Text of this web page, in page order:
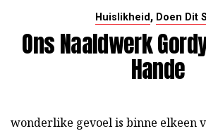
Huislikheid, Doen Dit
Ons Naaldwerk
Hande
wonderlike gevoel is binne elkeen